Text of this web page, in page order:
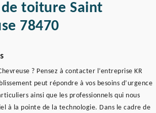
toiture Saint
78470
? Pensez à contacter l’entreprise KR
peut répondre à vos besoins d’urgence
ainsi que les professionnels qui nous
à la pointe de la technologie. Dans le cadre de